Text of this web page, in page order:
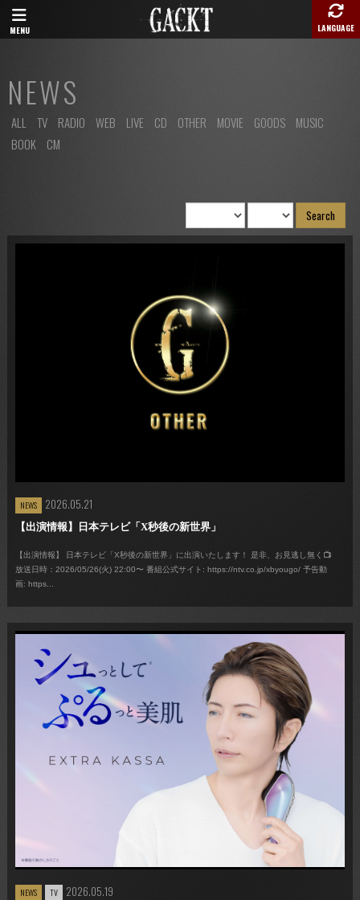
MENU LANGUAGE
NEWS
ALL TV RADIO WEB LIVE CD OTHER MOVIE GOODS
MUSIC
BOOK
CM
NEWS 2026.05.21
【出演情報】日本テレビ「X秒後の新世界」
【出演情報】 日本テレビ「X秒後の新世界」に出演いたします！ 是非、お見逃し無く📺
放送日時：2026/05/26(火) 22:00〜 番組公式サイト: https://ntv.co.jp/xbyougo/ 予告動
画: https...
NEWS TV 2026.05.19